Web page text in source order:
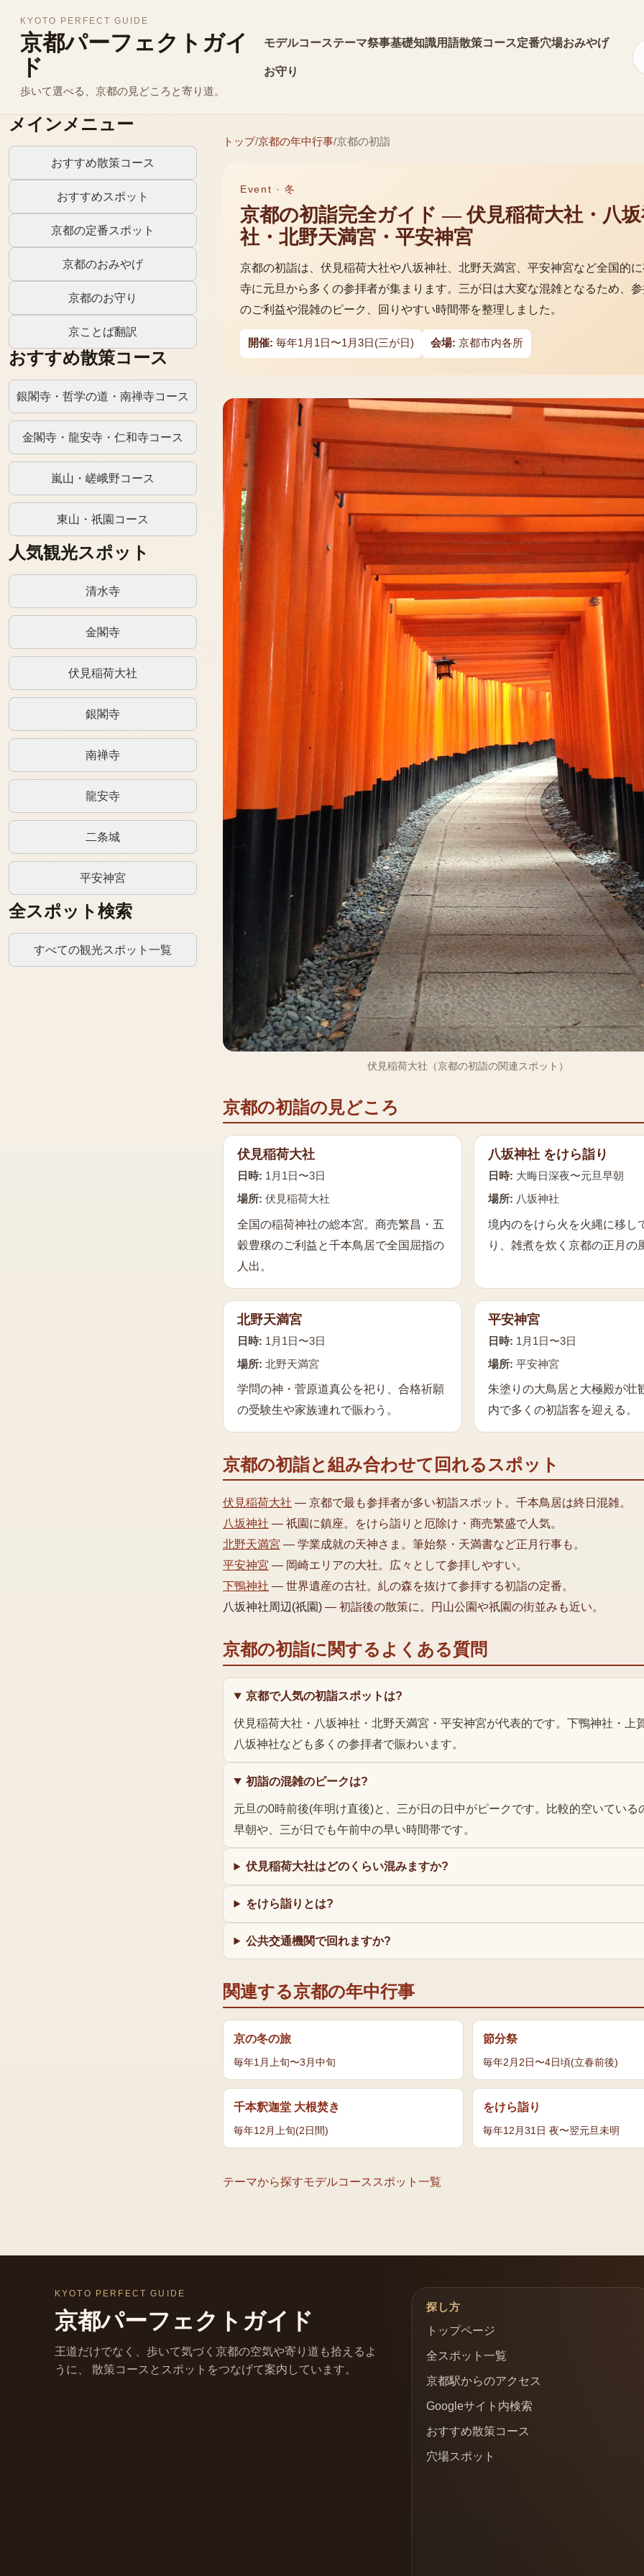
KYOTO PERFECT GUIDE
京都パーフェクトガイ
ド
歩いて選べる、京都の見どころと寄り道。
モデルコーステーマ祭事基礎知識用語散策コース定番穴場おみやげ
お守り
メインメニュー
おすすめ散策コース
おすすめスポット
京都の定番スポット
京都のおみやげ
京都のお守り
京ことば翻訳
おすすめ散策コース
銀閣寺・哲学の道・南禅寺コース
金閣寺・龍安寺・仁和寺コース
嵐山・嵯峨野コース
東山・祇園コース
人気観光スポット
清水寺
金閣寺
伏見稲荷大社
銀閣寺
南禅寺
龍安寺
二条城
平安神宮
全スポット検索
すべての観光スポット一覧
トップ/京都の年中行事/京都の初詣
Event ·冬
京都の初詣完全ガイド — 伏見稲荷大社・八
社・北野天満宮・平安神宮
京都の初詣は、伏見稲荷大社や八坂神社、北野天満宮、平安神宮など全国的
寺に元旦から多くの参拝者が集まります。三が日は大変な混雑となるため、参
のご利益や混雑のピーク、回りやすい時間帯を整理しました。
開催: 毎年1月1日〜1月3日(三が日) 会場: 京都市内各所
伏見稲荷大社（京都の初詣の関連スポット）
京都の初詣の見どころ
伏見稲荷大社
日時: 1月1日〜3日
場所: 伏見稲荷大社
全国の稲荷神社の総本宮。商売繁昌・五
穀豊穣のご利益と千本鳥居で全国屈指の
人出。
八坂神社 をけら詣り
日時: 大晦日深夜〜元旦早朝
場所: 八坂神社
境内のをけら火を火縄に移し
り、雑煮を炊く京都の正月の
北野天満宮
日時: 1月1日〜3日
場所: 北野天満宮
学問の神・菅原道真公を祀り、合格祈願
の受験生や家族連れで賑わう。
平安神宮
日時: 1月1日〜3日
場所: 平安神宮
朱塗りの大鳥居と大極殿が壮
内で多くの初詣客を迎える。
京都の初詣と組み合わせて回れるスポット
伏見稲荷大社 — 京都で最も参拝者が多い初詣スポット。千本鳥居は終日混雑。
八坂神社 — 祇園に鎮座。をけら詣りと厄除け・商売繁盛で人気。
北野天満宮 — 学業成就の天神さま。筆始祭・天満書など正月行事も。
平安神宮 — 岡崎エリアの大社。広々として参拝しやすい。
下鴨神社 — 世界遺産の古社。糺の森を抜けて参拝する初詣の定番。
八坂神社周辺(祇園) — 初詣後の散策に。円山公園や祇園の街並みも近い。
京都の初詣に関するよくある質問
京都で人気の初詣スポットは?
伏見稲荷大社・八坂神社・北野天満宮・平安神宮が代表的です。下鴨神社・上
八坂神社なども多くの参拝者で賑わいます。
初詣の混雑のピークは?
元旦の0時前後(年明け直後)と、三が日の日中がピークです。比較的空いている
早朝や、三が日でも午前中の早い時間帯です。
伏見稲荷大社はどのくらい混みますか?
をけら詣りとは?
公共交通機関で回れますか?
関連する京都の年中行事
京の冬の旅
毎年1月上旬〜3月中旬
節分祭
毎年2月2日〜4日頃(立春前後)
千本釈迦堂 大根焚き
毎年12月上旬(2日間)
をけら詣り
毎年12月31日 夜〜翌元旦未明
テーマから探すモデルコース スポット一覧
KYOTO PERFECT GUIDE
京都パーフェクトガイド
王道だけでなく、歩いて気づく京都の空気や寄り道も拾えるよ
うに、 散策コースとスポットをつなげて案内しています。
探し方
トップページ
全スポット一覧
京都駅からのアクセス
Googleサイト内検索
おすすめ散策コース
穴場スポット